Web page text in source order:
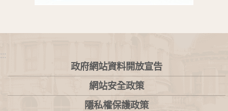
:::
政府網站資料開放宣告
網站安全政策
隱私權保護政策